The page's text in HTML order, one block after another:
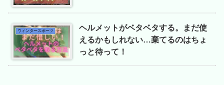
ウィンタースポーツ
ヘルメットがベタベタする。まだ使
えるかもしれない…棄てるのはちょ
っと待って！